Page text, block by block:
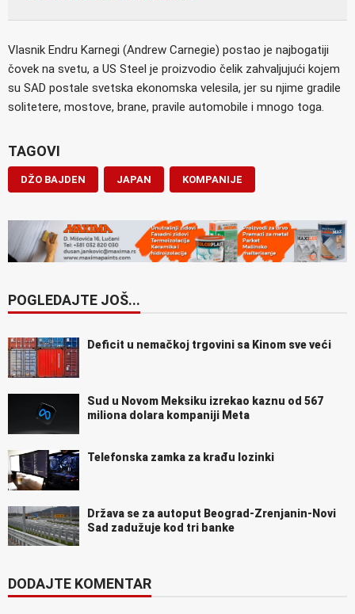
Vlasnik Endru Karnegi (Andrew Carnegie) postao je najbogatiji
čovek na svetu, a US Steel je proizvodio čelik zahvaljujući kojem
su SAD postale svetska ekonomska velesila, jer su njime gradile
solitetere, mostove, brane, pravile automobile i mnogo toga.
TAGOVI
DŽO BAJDEN JAPAN KOMPANIJE
POGLEDAJTE JOŠ...
Deficit u nemačkoj trgovini sa Kinom sve veći
Sud u Novom Meksiku izrekao kaznu od 567
miliona dolara kompaniji Meta
Telefonska zamka za krađu lozinki
Država se za autoput Beograd-Zrenjanin-Novi
Sad zadužuje kod tri banke
DODAJTE KOMENTAR